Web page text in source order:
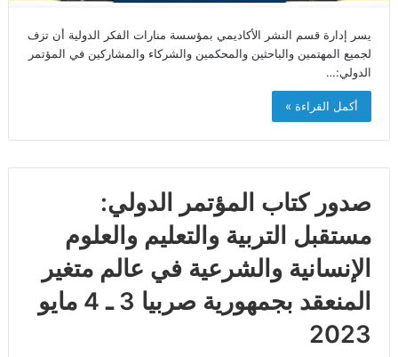
يسر إدارة قسم النشر الأكاديمي بمؤسسة منارات الفكر الدولية أن تزف
لجميع المهتمين والباحثين والمحكمين والشركاء والمشاركين في المؤتمر
الدولي:…
أكمل القراءة »
صدور كتاب المؤتمر الدولي:
مستقبل التربية والتعليم والعلوم
الإنسانية والشرعية في عالم متغير
المنعقد بجمهورية صربيا 3 ـ 4 مايو
2023‎‎‎‎‎‎